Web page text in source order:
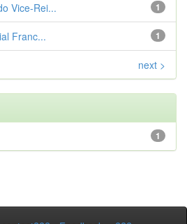
1
Vice-Rei...
1
Franc...
next >
1